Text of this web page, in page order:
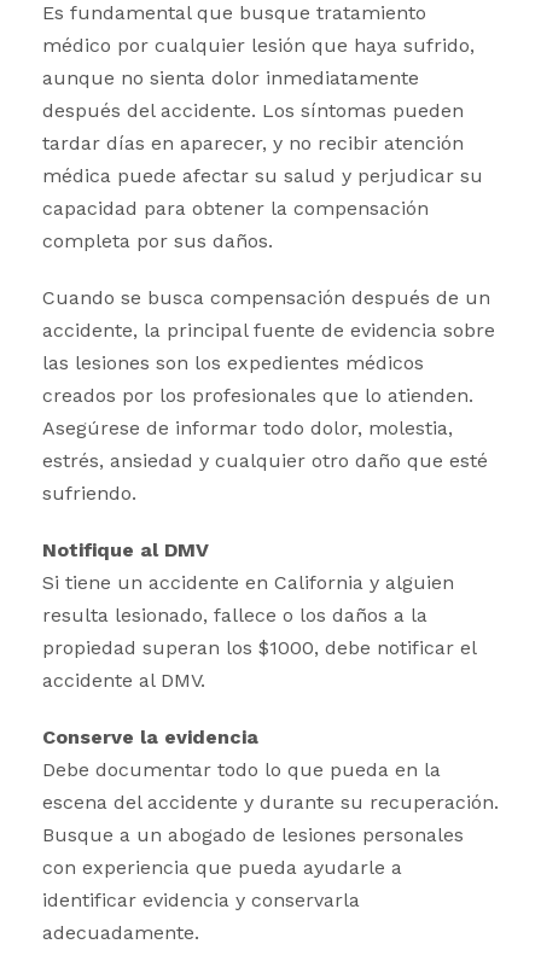
Es fundamental que busque tratamiento
médico por cualquier lesión que haya sufrido,
aunque no sienta dolor inmediatamente
después del accidente. Los síntomas pueden
tardar días en aparecer, y no recibir atención
médica puede afectar su salud y perjudicar su
capacidad para obtener la compensación
completa por sus daños.
Cuando se busca compensación después de un
accidente, la principal fuente de evidencia sobre
las lesiones son los expedientes médicos
creados por los profesionales que lo atienden.
Asegúrese de informar todo dolor, molestia,
estrés, ansiedad y cualquier otro daño que esté
sufriendo.
Notifique al DMV
Si tiene un accidente en California y alguien
resulta lesionado, fallece o los daños a la
propiedad superan los $1000, debe notificar el
accidente al DMV.
Conserve la evidencia
Debe documentar todo lo que pueda en la
escena del accidente y durante su recuperación.
Busque a un abogado de lesiones personales
con experiencia que pueda ayudarle a
identificar evidencia y conservarla
adecuadamente.